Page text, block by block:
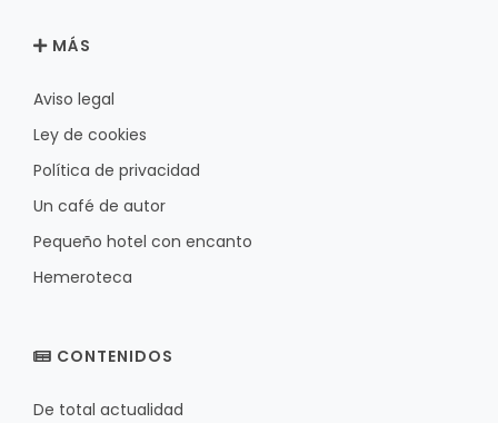
MÁS
Aviso legal
Ley de cookies
Política de privacidad
Un café de autor
Pequeño hotel con encanto
Hemeroteca
CONTENIDOS
De total actualidad